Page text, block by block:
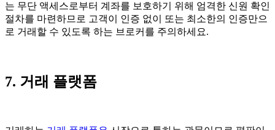
는 무단 액세스로부터 계좌를 보호하기 위해 엄격한 신원 확인
절차를 마련하므로 고객이 인증 없이 또는 최소한의 인증만으
로 거래할 수 있도록 하는 브로커를 주의하세요.
7. 거래 플랫폼